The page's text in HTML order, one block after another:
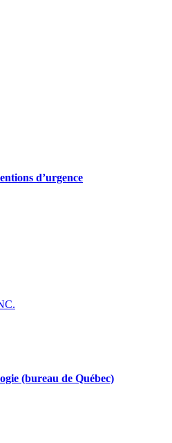
d’urgence
(bureau de Québec)